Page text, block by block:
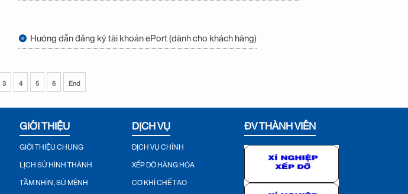
Hướng dẫn đăng ký tài khoản ePort (dành cho khách hàng)
3 4 5 6 End
GIỚI THIỆU
GIỚI THIỆU CHUNG
LỊCH SỬ HÌNH THÀNH
TẦM NHÌN, SỨ MỆNH
DỊCH VỤ
DỊCH VỤ CHÍNH
XẾP DỠ HÀNG HÓA
CƠ KHÍ CHẾ TẠO
ĐV THÀNH VIÊN